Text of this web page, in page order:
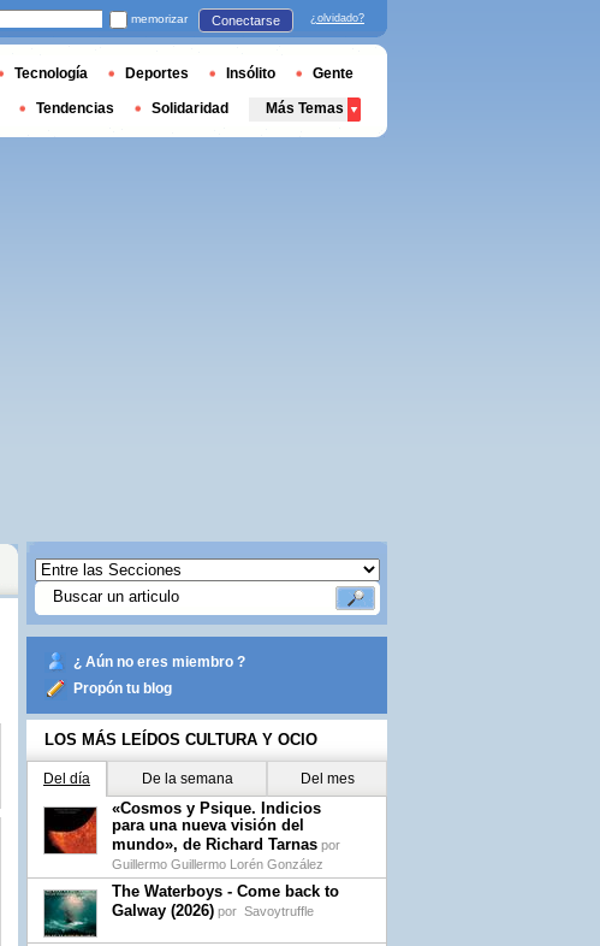
¿ Aún no eres miembro ?
Propón tu blog
LOS MÁS LEÍDOS CULTURA Y OCIO
Del día De la semana Del mes
«Cosmos y Psique. Indicios
para una nueva visión del
mundo», de Richard Tarnas por
Guillermo Guillermo Lorén González
The Waterboys - Come back to
Galway (2026) por Savoytruffle
memorizar Conectarse ¿olvidado?
Tecnología Deportes Insólito Gente
Tendencias Solidaridad Más Temas